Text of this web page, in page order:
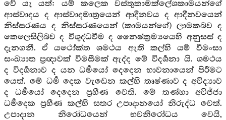
වේ යැ යත්: යම් කලෙක වස්තුකාමක්ලේශකාමයන්ගේ
ආස්වාදය ද ආස්වාදමාත්‍රයෙන් ආදීනවය ද ආදීනවයෙන්
නිස්සරණය ද නිස්සරණයෙන් (කාමයන්ගේ) ලාමකබව ද
කෙලෙසිලිබව ද විශුද්ධවීම ද නෛෂ්ක්‍රම්‍යයෙහි අනුසස් ද
දැනගනී. ඒ යථෝක්ත ශමථය ඇති කල්හි යම් වීමංසා
සංඛ්‍යාත ප්‍රඥාවක් විමසීමක් ඇද්ද මේ විදර්‍ශනා යි. ශමථය
ද විදර්‍ශනාව ද යන ධර්‍මයෝ දෙදෙන භාවනායෙන් පිරීමට
යෙත්. මේ ධර්‍ම දෙක වැඩෙන කල්හි තෘෂ්ණාව ද අවිද්‍යාව
ද ධර්‍මයෝ දෙදෙන ප්‍රහීණ වෙති. මේ තණ්හා අවිජ්ජා
ධර්‍මදෙක ප්‍රහීණ කල්හි සතර උපාදානයෝ නිරුද්ධ වෙත්.
උපාදාන නිරෝධයෙන් භවනිරෝධය වෙයි,